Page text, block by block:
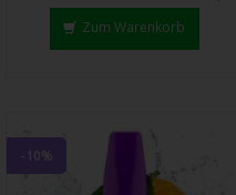
Zum Warenkorb
-10%